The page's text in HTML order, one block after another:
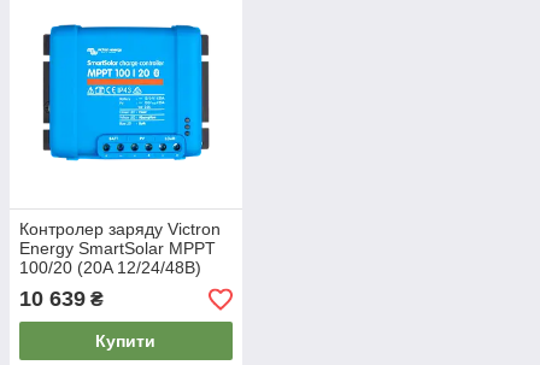
Контролер заряду Victron
Energy SmartSolar MPPT
100/20 (20A 12/24/48В)
10 639 ₴
Купити